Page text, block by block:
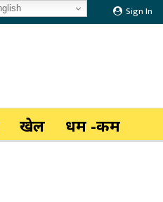
Sign In
खेल धर्म -कर्म